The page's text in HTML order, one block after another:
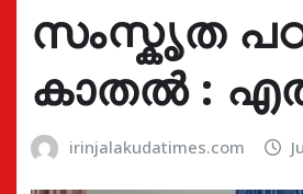
സംസ്കൃത
കാതൽ :
irinjalakudatimes.com